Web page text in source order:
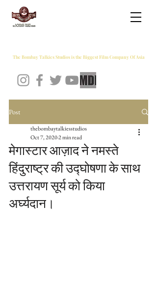
The Bombay Talkies Studios is the Biggest Film Company Of Asia
Post
मेगास्टार आज़ाद ने नमस्ते
हिंदुराष्ट्र की उद्घोषणा के साथ
उत्तरायण सूर्य को किया
अर्घ्यदान।
thebombaytalkiesstudios
Oct 7, 20202 min read